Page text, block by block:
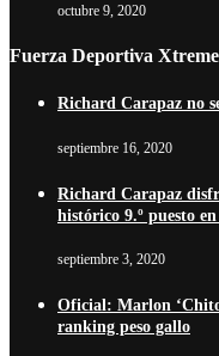
octubre 9, 2020
Fuerza Deportiva Xtreme
Richard Carapaz no
septiembre 16, 2020
Richard Carapaz
histórico 9.º puesto
septiembre 3, 2020
Oficial: Marlon
ranking peso gallo